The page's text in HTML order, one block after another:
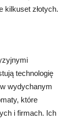
kilkuset złotych.
technologię
wydychanym
które
i firmach. Ich